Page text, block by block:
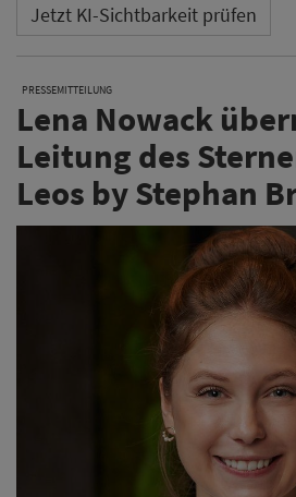
Jetzt KI-Sichtbarkeit prüfen
PRESSEMITTEILUNG
Lena Nowack
Leitung des
Leos by Stephan